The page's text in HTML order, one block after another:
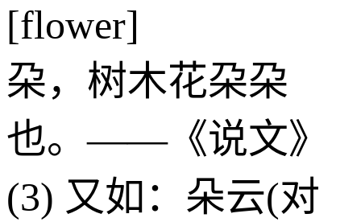
[flower]
朶，树木花朶朶
也。——《说文》
(3) 又如：朵云(对